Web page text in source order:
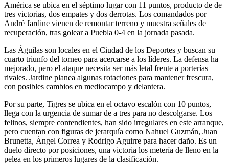
América se ubica en el séptimo lugar con 11 puntos, producto de de
tres victorias, dos empates y dos derrotas. Los comandados por
André Jardine vienen de remontar terreno y muestra señales de
recuperación, tras golear a Puebla 0-4 en la jornada pasada.
Las Águilas son locales en el Ciudad de los Deportes y buscan su
cuarto triunfo del torneo para acercarse a los líderes. La defensa ha
mejorado, pero el ataque necesita ser más letal frente a porterías
rivales. Jardine planea algunas rotaciones para mantener frescura,
con posibles cambios en mediocampo y delantera.
Por su parte, Tigres se ubica en el octavo escalón con 10 puntos,
llega con la urgencia de sumar de a tres para no descolgarse. Los
felinos, siempre contendientes, han sido irregulares en este arranque,
pero cuentan con figuras de jerarquía como Nahuel Guzmán, Juan
Brunetta, Ángel Correa y Rodrigo Aguirre para hacer daño. Es un
duelo directo por posiciones, una victoria los metería de lleno en la
pelea en los primeros lugares de la clasificación.